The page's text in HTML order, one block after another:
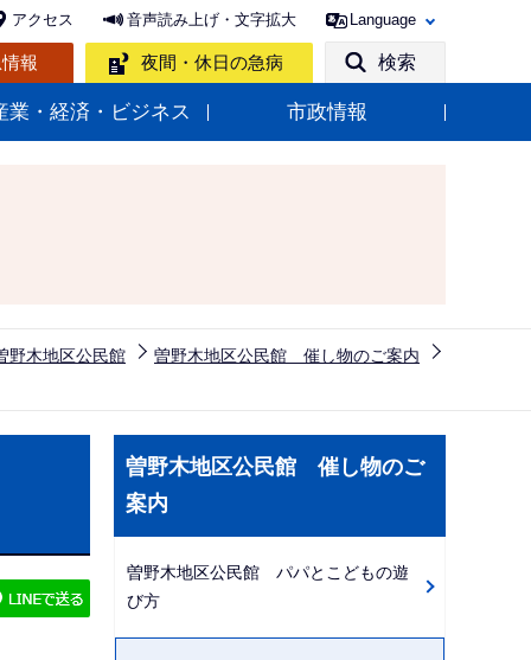
アクセス 音声読み上げ・文字拡大 Language
報 夜間・休日の急病 検索
業・経済・ビジネス 市政情報
野木地区公民館
曽野木地区公民館 催し物のご案内
サ
ブ
ナ
ゲ
曽野木地区公民館 催し物のご
案内
曽野木地区公民館 パパとこどもの遊
び方